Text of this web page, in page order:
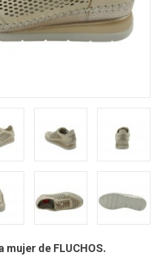
mujer de FLUCHOS.